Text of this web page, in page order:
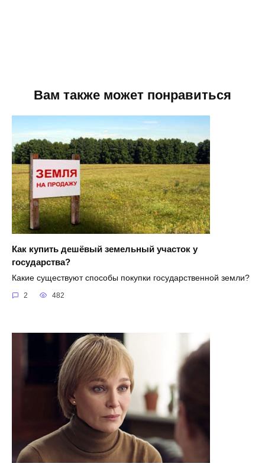
Вам также может понравиться
Как купить дешёвый земельный участок у
государства?
Какие существуют способы покупки государственной земли?
2 482